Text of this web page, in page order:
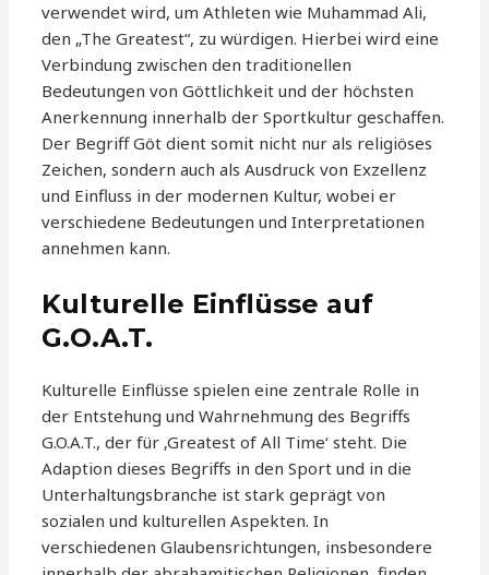
verwendet wird, um Athleten wie Muhammad Ali,
den „The Greatest“, zu würdigen. Hierbei wird eine
Verbindung zwischen den traditionellen
Bedeutungen von Göttlichkeit und der höchsten
Anerkennung innerhalb der Sportkultur geschaffen.
Der Begriff Göt dient somit nicht nur als religiöses
Zeichen, sondern auch als Ausdruck von Exzellenz
und Einfluss in der modernen Kultur, wobei er
verschiedene Bedeutungen und Interpretationen
annehmen kann.
Kulturelle Einflüsse auf
G.O.A.T.
Kulturelle Einflüsse spielen eine zentrale Rolle in
der Entstehung und Wahrnehmung des Begriffs
G.O.A.T., der für ‚Greatest of All Time‘ steht. Die
Adaption dieses Begriffs in den Sport und in die
Unterhaltungsbranche ist stark geprägt von
sozialen und kulturellen Aspekten. In
verschiedenen Glaubensrichtungen, insbesondere